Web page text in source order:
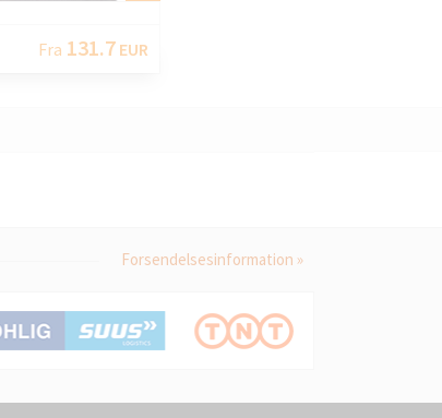
Fra 131.7EUR
Forsendelsesinformation »